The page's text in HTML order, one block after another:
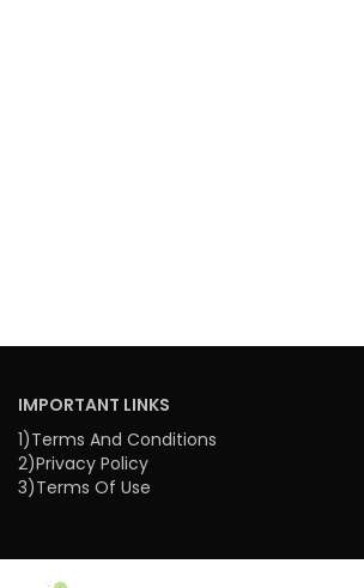
IMPORTANT LINKS
1)Terms And Conditions
2)Privacy Policy
3)Terms Of Use